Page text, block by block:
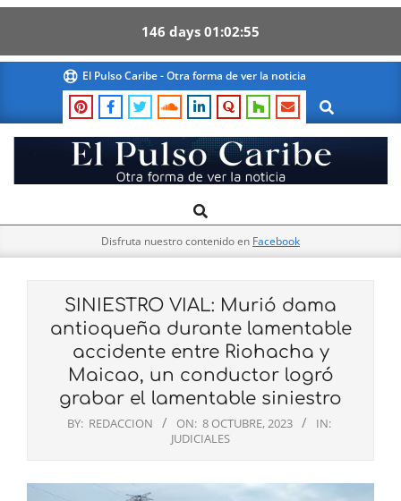
146 days 01 02 54
content
El Pulso Caribe - Otra forma de ver la noticia
Search
El
Pulso
Navigation
Search
Disfruta nuestro contenido en Facebook
SINIESTRO VIAL: Murió dama
antioqueña durante lamentable
accidente entre Riohacha y
Maicao, un conductor logró
grabar el lamentable siniestro
BY: REDACCION ON: 8 OCTUBRE, 2023
IN:
JUDICIALES